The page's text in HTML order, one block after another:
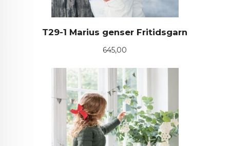
T29-1 Marius genser Fritidsgarn
Pris
645,00